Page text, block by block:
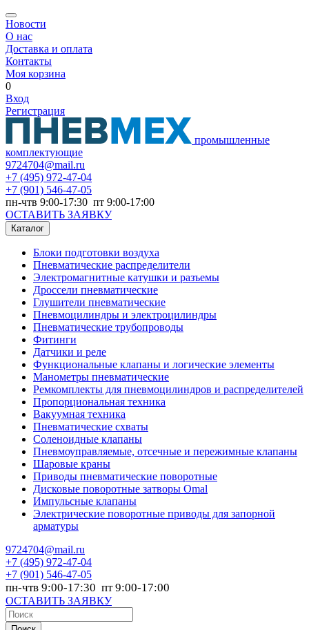
Новости
О нас
Доставка и оплата
Контакты
Моя корзина
0
Вход
Регистрация
промышленные
комплектующие
9724704@mail.ru
+7 (495) 972-47-04
+7 (901) 546-47-05
пн-чтв 9:00-17:30 пт 9:00-17:00
ОСТАВИТЬ ЗАЯВКУ
Каталог
Блоки подготовки воздуха
Пневматические распределители
Электромагнитные катушки и разъемы
Дроссели пневматические
Глушители пневматические
Пневмоцилиндры и электроцилиндры
Пневматические трубопроводы
Фитинги
Датчики и реле
Функциональные клапаны и логические элементы
Манометры пневматические
Ремкомплекты для пневмоцилиндров и распределителей
Пропорциональная техника
Вакуумная техника
Пневматические схваты
Соленоидные клапаны
Пневмоуправляемые, отсечные и пережимные клапаны
Шаровые краны
Приводы пневматические поворотные
Дисковые поворотные затворы Omal
Импульсные клапаны
Электрические поворотные приводы для запорной
арматуры
9724704@mail.ru
+7 (495) 972-47-04
+7 (901) 546-47-05
пн-чтв 9:00-17:30 пт 9:00-17:00
ОСТАВИТЬ ЗАЯВКУ